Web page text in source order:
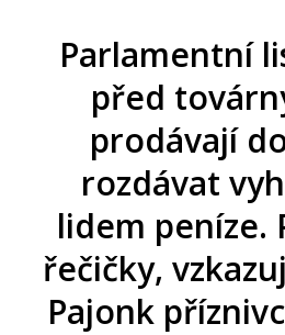
Parlamentní
před
prodávají
rozdávat
lidem peníze.
řečičky,
Pajonk